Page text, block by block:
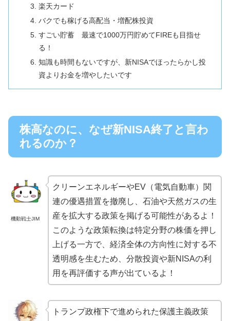
楽天カード
バクでも稼げる高配当・増配株投資
すごい貯蓄 最速で1000万円貯めてFIREも目指せ
る！
知識も時間もないですが、新NISAでほったらかし投
資よりお金を増やしたいです
株高なのに、なぜ新NISA終了と言わ
れるのか？
機動戦士JIM
クリーンエネルギーやEV（電気自動車）関
連の優遇措置を撤廃し、石油や天然ガスの生
産を拡大する政策を掲げる可能性があるよ！
このような政策転換は特定分野の株価を押し
上げる一方で、経済全体の方向性に対する不
透明感を生むため、分散投資や新NISAの利
用を再評価する声が出ているよ！
トランプ政権下で進められた保護主義政策